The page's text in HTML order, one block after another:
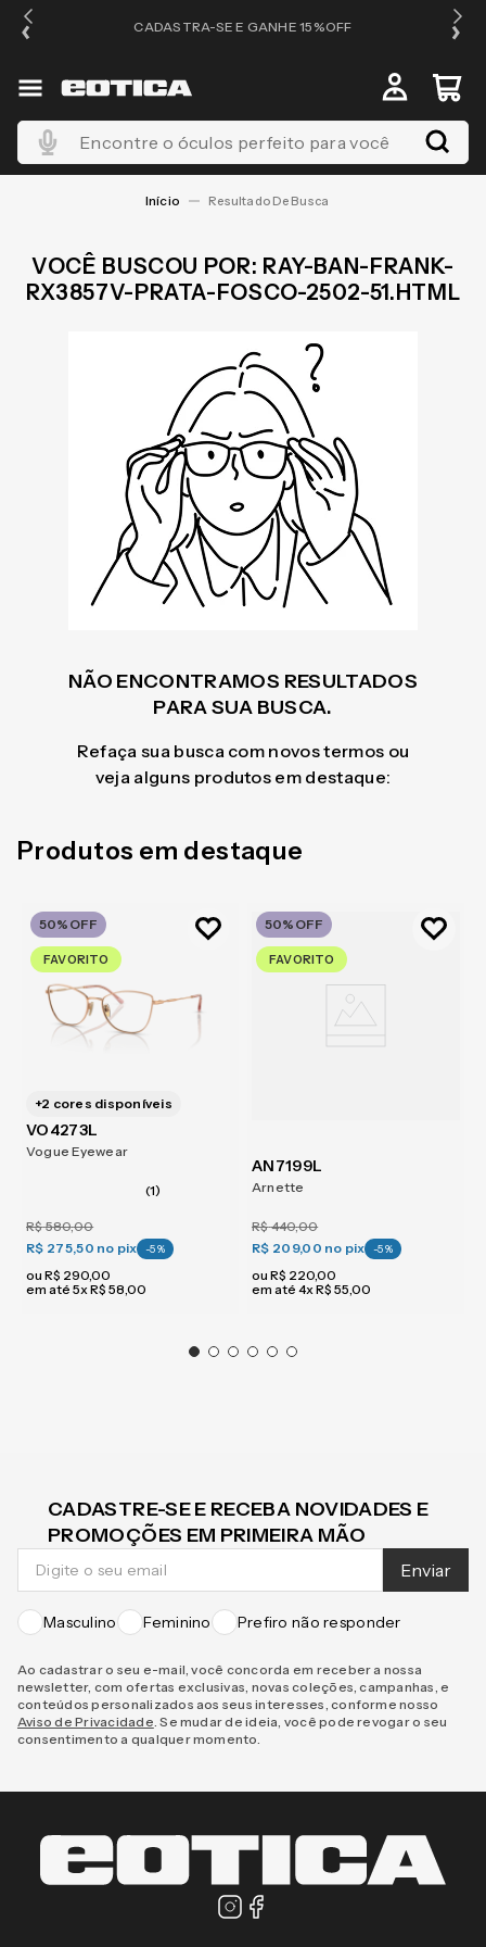
CADASTRA-SE E GANHE 15%OFF
Encontre o óculos perfeito para você
RAY-BAN-FRANK-
RX3857V-PRATA-FOSCO-2502-51.HTML
NÃO ENCONTRAMOS RESULTADOS
PARA SUA BUSCA.
Refaça sua busca com novos termos ou
veja alguns produtos em destaque:
Produtos em destaque
+2 cores disponíveis
50% OFF
FAVORITO
VO4273L
Vogue Eyewear
(1)
R$580,00
R$ 275,50 no pix -5%
ou R$ 290,00
em até 5xR$ 58,00
50% OFF
FAVORITO
AN7199L
Arnette
R$440,00
R$ 209,00 no pix -5%
ou R$ 220,00
em até 4xR$ 55,00
CADASTRE-SE E RECEBA NOVIDADES E
PROMOÇÕES EM PRIMEIRA MÃO
Enviar
Masculino Feminino Prefiro não responder
Ao cadastrar o seu e-mail, você concorda em receber a nossa
newsletter, com ofertas exclusivas, novas coleções, campanhas, e
conteúdos personalizados aos seus interesses, conforme nosso
Aviso de Privacidade. Se mudar de ideia, você pode revogar o seu
consentimento a qualquer momento.